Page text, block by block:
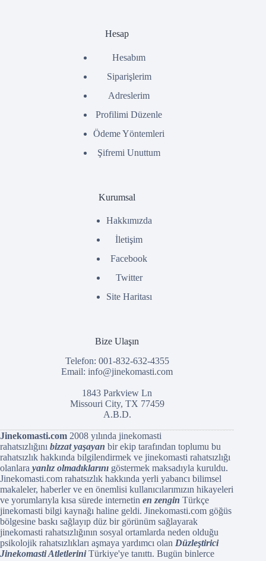
Hesap
Hesabım
Siparişlerim
Adreslerim
Profilimi Düzenle
Ödeme Yöntemleri
Şifremi Unuttum
Kurumsal
Hakkımızda
İletişim
Facebook
Twitter
Site Haritası
Bize Ulaşın
Telefon: 001-832-632-4355
Email:info@jinekomasti.com
1843 Parkview Ln
Missouri City, TX 77459
A.B.D.
Jinekomasti.com 2008 yılında jinekomasti
rahatsızlığını bizzat yaşayan bir ekip tarafından toplumu bu
rahatsızlık hakkında bilgilendirmek ve jinekomasti rahatsızlığı
olanlara yanlız olmadıklarını göstermek maksadıyla kuruldu.
Jinekomasti.com rahatsızlık hakkında yerli yabancı bilimsel
makaleler, haberler ve en önemlisi kullanıcılarımızın hikayeleri
ve yorumlarıyla kısa sürede internetin en zengin Türkçe
jinekomasti bilgi kaynağı haline geldi. Jinekomasti.com göğüs
bölgesine baskı sağlayıp düz bir görünüm sağlayarak
jinekomasti rahatsızlığının sosyal ortamlarda neden olduğu
psikolojik rahatsızlıkları aşmaya yardımcı olan Düzleştirici
Jinekomasti AtletleriniTürkiye'ye tanıttı. Bugün binlerce